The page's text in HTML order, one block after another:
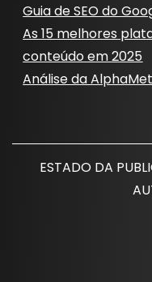
Guia de SEO do
As 15 melhores
conteúdo em 2025
Análise da
ESTADO DA